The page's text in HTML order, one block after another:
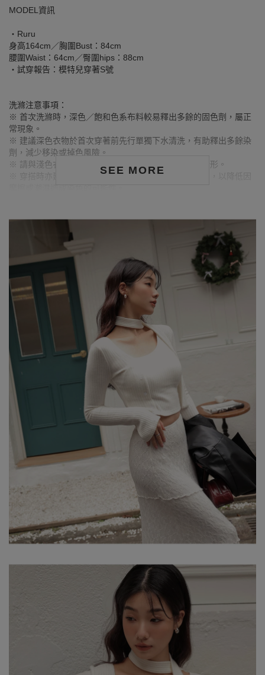
SEE MORE
MODEL資訊
‧Ruru
身高164cm／胸圍Bust：84cm
腰圍Waist：64cm／臀圍hips：88cm
‧試穿報告：模特兒穿著S號
洗滌注意事項：
※ 首次洗滌時，深色／飽和色系布料較易釋出多餘的固色劑，屬正
常現象。
※ 建議深色衣物於首次穿著前先行單獨下水清洗，有助釋出多餘染
劑，減少移染或掉色風險。
※ 請與淺色衣物分開洗滌，避免互相染色或產生移染情形。
※ 穿搭時亦建議避免與淺色配件、包款、飾品一同使用，以降低因